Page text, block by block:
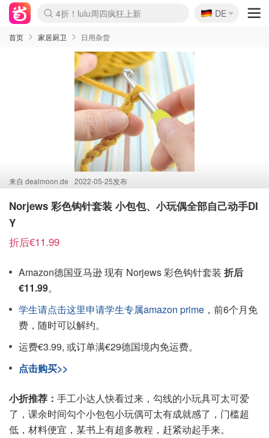
Boticinal 夏促开抢！
4折！lulu周四疯狂上新
还没结束！&OtherStories大促
Joybuy变相75折 随时失效
速领！Stanley独家85折
疑似霸哥！Camper额外叠85折
Zalando 奥莱闪促！每日更新
Moncler反季囤！5折起+叠9折
Coach Brooklyn仅€192
🇩🇪
DE
首页 家居厨卫 日用杂货
来自 dealmoon.de 2022-05-25发布
Norjews 彩色钩针套装 小包包、小玩偶全部自己动手DI
Y
折后€11.99
Amazon德国亚马逊 现有 Norjews 彩色钩针套装 折后
€11.99。
学生请点击这里申请学生专属amazon prime ，前6个月免
费，随时可以解约。
运费€3.99, 或订单满€29德国境内免运费。
点击购买>>
小折推荐： 手工小达人快看过来，勾线的小玩具可太可爱
了，课余时间勾个小包包小玩偶可太有成就感了，门槛超
低，材料便宜，某书上有超多教程，赶紧动起手来。